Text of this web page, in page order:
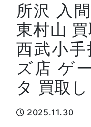
所沢 入
東村山
西武小
ズ店 ゲ
タ 買取し
2025.11.30